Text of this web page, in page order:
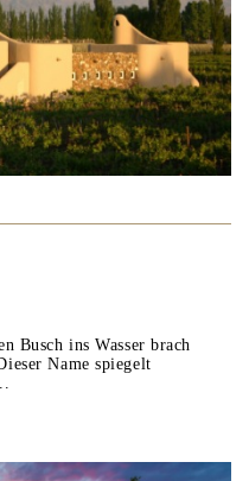
Busch ins Wasser brach
Name spiegelt